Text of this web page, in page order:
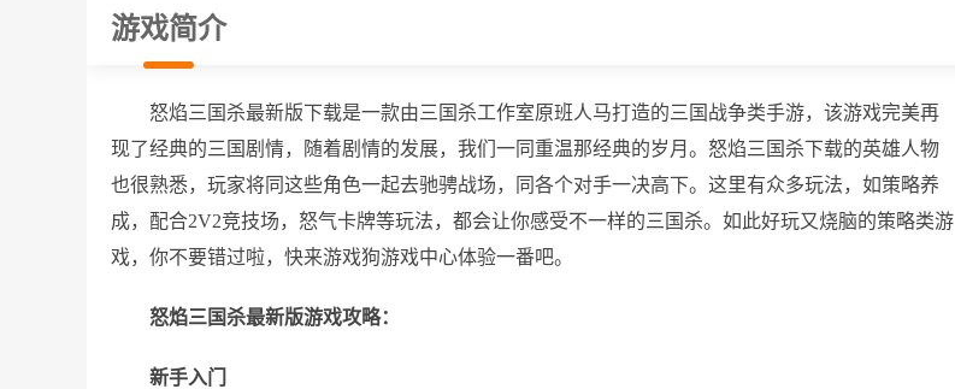
游戏简介
怒焰三国杀最新版下载是一款由三国杀工作室原班人马打造的三国战争类手游，该游戏完美再
现了经典的三国剧情，随着剧情的发展，我们一同重温那经典的岁月。怒焰三国杀下载的英雄人物
也很熟悉，玩家将同这些角色一起去驰骋战场，同各个对手一决高下。这里有众多玩法，如策略养
成，配合2V2竞技场，怒气卡牌等玩法，都会让你感受不一样的三国杀。如此好玩又烧脑的策略类游
戏，你不要错过啦，快来游戏狗游戏中心体验一番吧。
怒焰三国杀最新版游戏攻略：
新手入门